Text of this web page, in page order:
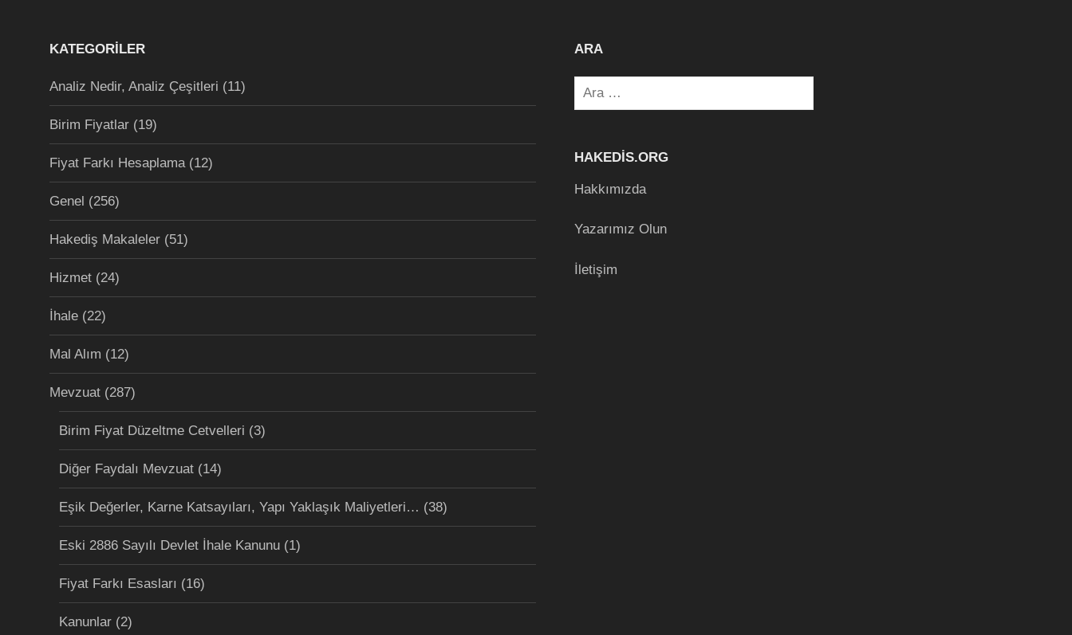
KATEGORILER
Analiz Nedir, Analiz Çeşitleri (11)
Birim Fiyatlar (19)
Fiyat Farkı Hesaplama(12)
Genel (256)
Hakediş Makaleler (51)
Hizmet (24)
İhale (22)
Mal Alım (12)
Mevzuat (287)
Birim Fiyat Düzeltme Cetvelleri (3)
Diğer Faydalı Mevzuat (14)
Eşik Değerler, Karne Katsayıları, Yapı Yaklaşık Maliyetleri… (38)
Eski 2886 Sayılı Devlet İhale Kanunu (1)
Fiyat Farkı Esasları (16)
Kanunlar (2)
ARA
Arama:
HAKEDIS.ORG
Hakkımızda
Yazarımız Olun
İletişim